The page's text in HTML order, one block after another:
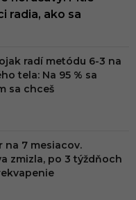
radia, ako sa
radí metódu 6-3 na
tela: Na 95 % sa
sa chceš
na 7 mesiacov.
zmizla, po 3 týždňoch